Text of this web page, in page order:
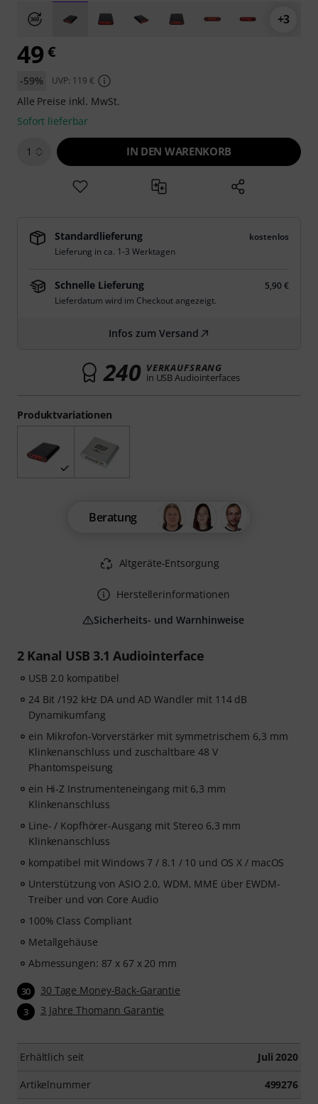
+3
2 Kanal USB 3.1 Audiointerface
USB 2.0 kompatibel
24 Bit /192 kHz DA und AD Wandler mit 114 dB
Dynamikumfang
ein Mikrofon-Vorverstärker mit symmetrischem 6,3 mm
Klinkenanschluss und zuschaltbare 48 V
Phantomspeisung
ein Hi-Z Instrumenteneingang mit 6,3 mm
Klinkenanschluss
Line- / Kopfhörer-Ausgang mit Stereo 6,3 mm
Klinkenanschluss
kompatibel mit Windows 7 / 8.1 / 10 und OS X / macOS
Unterstützung von ASIO 2.0, WDM, MME über EWDM-
Treiber und von Core Audio
100% Class Compliant
Metallgehäuse
Abmessungen: 87 x 67 x 20 mm
30 30 Tage Money-Back-Garantie
3 3 Jahre Thomann Garantie
Erhältlich seit Juli 2020
Artikelnummer 499276
Produktvariationen
49 €
-59% UVP: 119 €
Alle Preise inkl. MwSt.
Sofort lieferbar
1 IN DEN WARENKORB
Standardlieferung
kostenlos
Lieferung in ca. 1-3 Werktagen
Schnelle Lieferung
5,90 €
Lieferdatum wird im Checkout angezeigt.
Infos zum Versand
240 VERKAUFSRANG
in USB Audiointerfaces
Beratung
Altgeräte-Entsorgung
Herstellerinformationen
Sicherheits- und Warnhinweise